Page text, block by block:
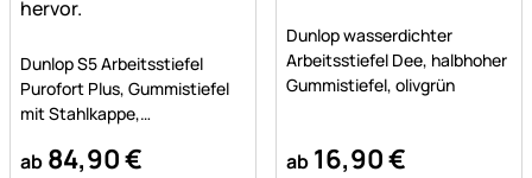
Noch keine Bewertungen abgegeben
Dunlop S5 Arbeitsstiefel
Purofort Plus, Gummistiefel
mit Stahlkappe,
ab 84,90€
Dunlop wasserdichter
Arbeitsstiefel Dee, halbhoher
Gummistiefel, olivgrün
ab 16,90€